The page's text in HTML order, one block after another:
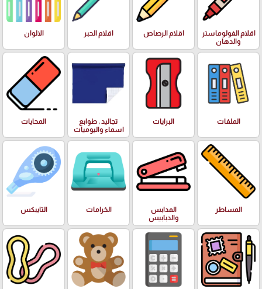
اقلام الفولوماستر
والدهان
اقلام الرصاص اقلام الحبر الالوان
الملفات البرايات
تجاليد , طوابع
اسماء واليوميات
المحايات
المساطر
المدابس
والدبابيس
الخرامات التايبكس